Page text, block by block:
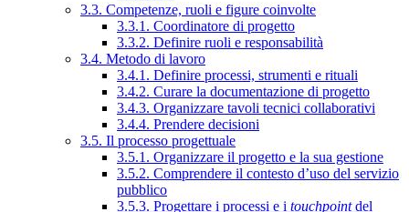
3.3. Competenze, ruoli e figure coinvolte
3.3.1. Coordinatore di progetto
3.3.2. Definire ruoli e responsabilità
3.4. Metodo di lavoro
3.4.1. Definire processi, strumenti e rituali
3.4.2. Curare la documentazione di progetto
3.4.3. Organizzare tavoli tecnici collaborativi
3.4.4. Prendere decisioni
3.5. Il processo progettuale
3.5.1. Organizzare il progetto e la sua gestione
3.5.2. Comprendere il contesto d’uso del servizio
pubblico
3.5.3. Progettare i processi e i touchpointdel